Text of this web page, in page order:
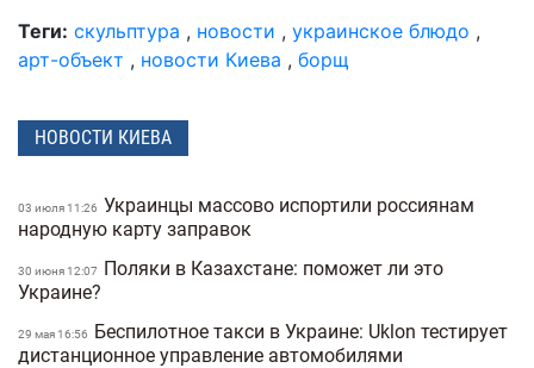
Теги: скульптура , новости , украинское блюдо ,
арт-объект , новости Киева , борщ
НОВОСТИ КИЕВА
03 июля 11:26 Украинцы массово испортили россиянам
народную карту заправок
30 июня 12:07
Поляки в Казахстане: поможет ли это
Украине?
29 мая 16:56
Беспилотное такси в Украине: Uklon тестирует
дистанционное управление автомобилями